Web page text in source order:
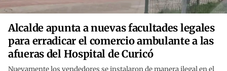
Alcalde apunta a nuevas facultades legales
para erradicar el comercio ambulante a las
afueras del Hospital de Curicó